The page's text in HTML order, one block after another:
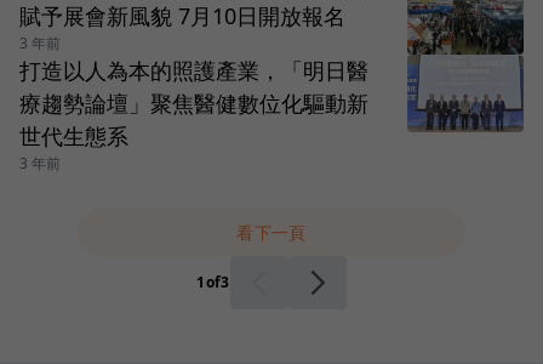
賦予展會新風貌 7月10日開放報名
3 年前
打造以人為本的照護產業，「明日醫
療趨勢論壇」聚焦醫健數位化驅動新
世代生態系
3 年前
看下一頁
1of3